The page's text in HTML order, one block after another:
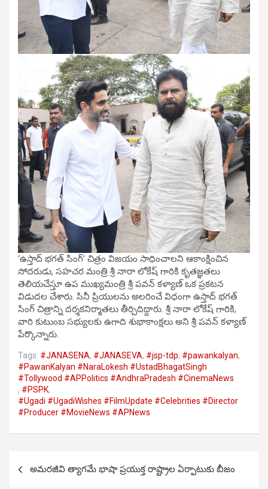
‘ఉస్తాద్ భగత్ సింగ్’ చిత్రం విజయం సాధించాలని ఆకాంక్షించిన
సోదరుడు, సహచర మంత్రి శ్రీ నారా లోకేష్ గారికి కృతజ్ఞతలు
తెలియచేస్తూ ఉప ముఖ్యమంత్రి శ్రీ పవన్ కళ్యాణ్ ఒక ప్రకటన
విడుదల చేశారు. సినీ ప్రియులను అలరించే విధంగా ఉస్తాద్ భగత్
సింగ్ చిత్రాన్ని దర్శకనిర్మాతలు తీర్చిదిద్దారు. శ్రీ నారా లోకేష్ గారికి,
వారి కుటుంబ సభ్యులకు ఉగాది శుభాకాంక్షలు అని శ్రీ పవన్ కళ్యాణ్
పేర్కొన్నారు.
Tags: #JANASENA, #JANASEVA, #jsp-tdp, #pawankalyan,
#PawanKalyan #NaraLokesh #UstadBhagatSingh
#Tollywood #APPolitics #AndhraPradesh #CinemaNews
, #PSPK,
#Ugadi #UgadiWishes #FilmUpdate #Celebrities #Director
#Producer #MovieNews #APNews
navigation
అమరజీవి త్యాగమే భాషా ప్రయుక్త రాష్ట్రాల ఏర్పాటుకు బీజం